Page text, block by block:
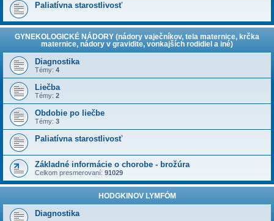
Paliatívna starostlivosť
GYNEKOLOGICKÉ NÁDORY (nádory vaječníkov, tela maternice, krčka
maternice, nádory v gravidite, vonkajších rodidiel a iné)
Diagnostika
Témy: 4
Liečba
Témy: 2
Obdobie po liečbe
Témy: 3
Paliatívna starostlivosť
Základné informácie o chorobe - brožúra
Celkom presmerovaní: 91029
HODGKINOV LYMFÓM
Diagnostika